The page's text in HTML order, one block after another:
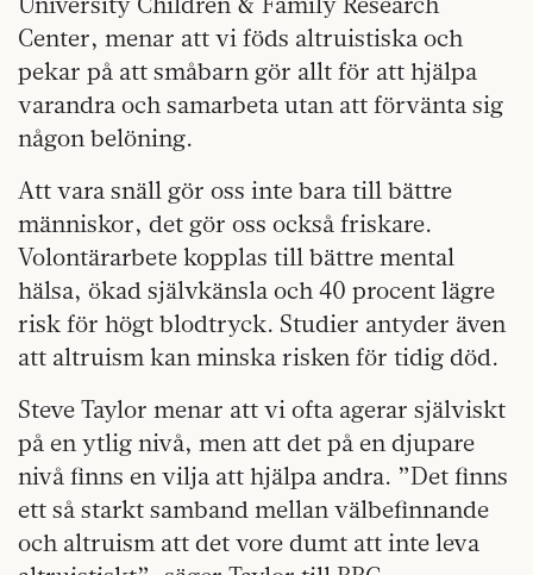
Center, menar att vi föds altruistiska och
pekar på att småbarn gör allt för att hjälpa
varandra och samarbeta utan att förvänta sig
någon belöning.
Att vara snäll gör oss inte bara till bättre
människor, det gör oss också friskare.
Volontärarbete kopplas till bättre mental
hälsa, ökad självkänsla och 40 procent lägre
risk för högt blodtryck. Studier antyder även
att altruism kan minska risken för tidig död.
Steve Taylor menar att vi ofta agerar själviskt
på en ytlig nivå, men att det på en djupare
nivå finns en vilja att hjälpa andra. ”Det finns
ett så starkt samband mellan välbefinnande
och altruism att det vore dumt att inte leva